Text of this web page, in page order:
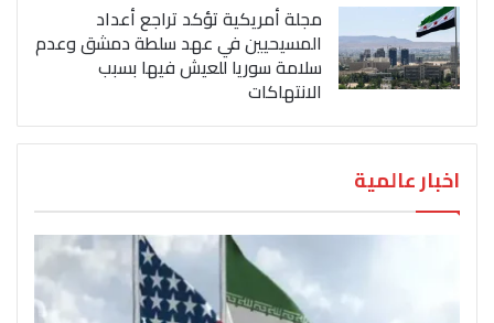
مجلة أمريكية تؤكد تراجع أعداد
المسيحيين في عهد سلطة دمشق وعدم
سلامة سوريا للعيش فيها بسبب
الانتهاكات
اخبار عالمية